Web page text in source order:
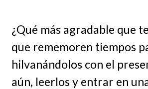
¿Qué más agradable que
que rememoren tiempos
hilvanándolos con el
aún, leerlos y entrar en